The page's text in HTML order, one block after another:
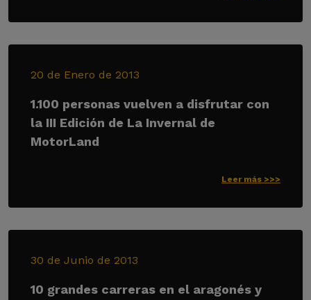
20 de Enero de 2013
1.100 personas vuelven a disfrutar con
la III Edición de La Invernal de
MotorLand
Leer más >>>
30 de Junio de 2013
10 grandes carreras en el aragonés y